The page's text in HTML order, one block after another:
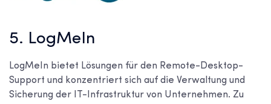
5. LogMeIn
LogMeIn bietet Lösungen für den Remote-Desktop-
Support und konzentriert sich auf die Verwaltung und
Sicherung der IT-Infrastruktur von Unternehmen. Zu